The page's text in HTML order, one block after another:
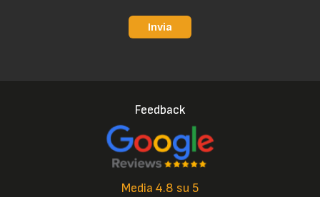
Invia
Feedback
Media 4.8 su 5